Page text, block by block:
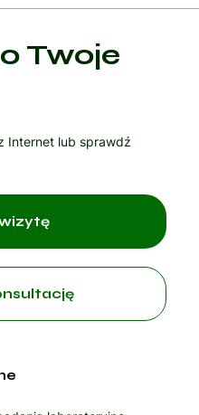
Twoje
Internet lub sprawdź